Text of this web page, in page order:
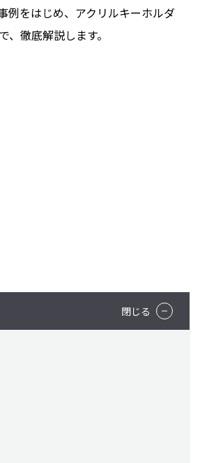
例をはじめ、アクリルキーホルダ
徹底解説します。